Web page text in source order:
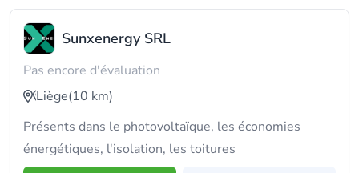
Sunxenergy SRL
Pas encore d'évaluation
Liège(10 km)
Présents dans le photovoltaïque, les économies
énergétiques, l'isolation, les toitures